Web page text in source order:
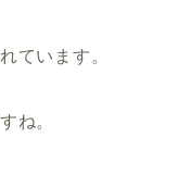
ています。
ね。